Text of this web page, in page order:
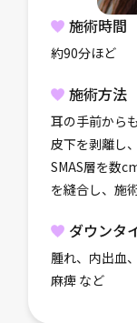
施術時間
約90分ほど
施術方法
耳の手前から
皮下を剥離し
SMAS層を数
を縫合し、施
ダウンタ
腫れ、内出血
麻痺 など